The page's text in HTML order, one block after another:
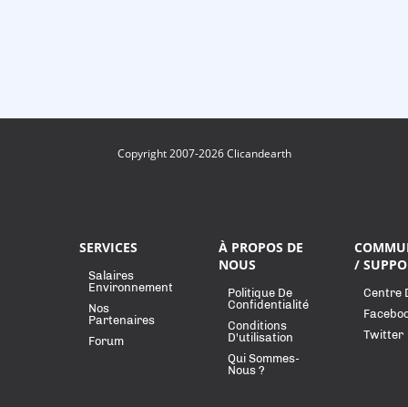
Copyright 2007-2026 Clicandearth
SERVICES
Salaires
Environnement
Nos
Partenaires
Forum
À PROPOS DE
NOUS
Politique De
Confidentialité
Conditions
D'utilisation
Qui Sommes-
Nous ?
/
Centre
Twitter